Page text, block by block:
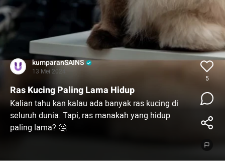
kumparanSAINS
13 Mei 2024
Ras Kucing Paling Lama Hidup
Kalian tahu kan kalau ada banyak ras kucing di
seluruh dunia. Tapi, ras manakah yang hidup
paling lama? 🤔
5